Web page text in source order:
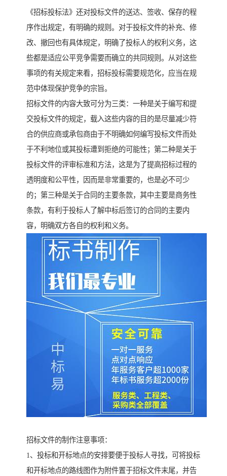
《招标投标法》还对投标文件的送达、签收、保存的程
序作出规定，有明确的规则。对于投标文件的补充、修
改、撤回也有具体规定，明确了投标人的权利义务，这
些都是适应公平竞争需要而确立的共同规则。从对这些
事项的有关规定来看，招标投标需要规范化，应当在规
范中体现保护竞争的宗旨。
招标文件的内容大致可分为三类：一种是关于编写和提
交投标文件的规定，载入这些内容的目的是尽量减少符
合的供应商或承包商由于不明确如何编写投标文件而处
于不利地位或其投标遭到拒绝的可能性；第二种是关于
投标文件的评审标准和方法，这是为了提高招标过程的
透明度和公平性，因而是非常重要的，也是必不可少
的；第三种是关于合同的主要条款，其中主要是商务性
条款，有利于投标人了解中标后签订的合同的主要内
容，明确双方各自的权利和义务。
招标文件的制作注意事项：
1、投标和开标地点的安排要便于投标人寻找，可将投标
和开标地点的路线图作为附件置于招标文件末尾，并告